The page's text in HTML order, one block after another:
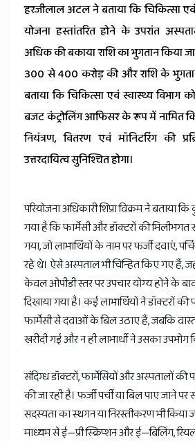
हरजीलाल अटल ने बताया कि चिकित्सा
योजना हस्तांतरित होने के उपरांत
अधिक की बकाया राशि का भुगतान किया
300 से 400 करोड़ की और राशि के
बताया कि चिकित्सा एवं स्वास्थ्य
बजट कंट्रोलिंग आफिसर के रूप में नामित
नियंत्रण, वितरण एवं मॉनिटरिंग की
उत्तरदायित्व सुनिश्चित होगा।
परियोजना अधिकारी शिप्रा विक्रम ने बताया
गया है कि फार्मेसी और डॉक्टरों की
गया, जो लाभार्थियों के नाम पर फर्जी दवाएं,
रहे थे। ऐसे अस्पताल भी चिन्हित किए गए हैं,
केवल ओपीडी स्तर पर उपचार योग्य होने के
दिखाया गया है। कई लाभार्थियों ने डॉक्टरों
फार्मेसी से दवाओं के बिल उठाए हैं, जबकि
खरीदी गई और न ही लाभार्थी ने उसका उपभोग
संदिग्ध डॉक्टरों, फार्मेसियों और अस्पतालों की
की जा रही है। फर्जी पर्ची या बिल पाए जाने पर
सदस्यता का स्थगन या निरस्तीकरण भी किया
माध्यम से ई—प्री स्क्रिप्शन और ई—बिलिंग,